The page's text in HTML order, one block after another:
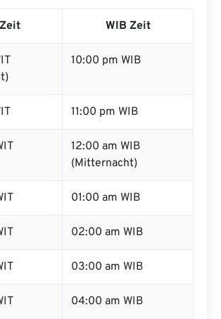
WIB Zeit
10:00 pm WIB
11:00 pm WIB
12:00 am WIB
(Mitternacht)
01:00 am WIB
02:00 am WIB
03:00 am WIB
04:00 am WIB